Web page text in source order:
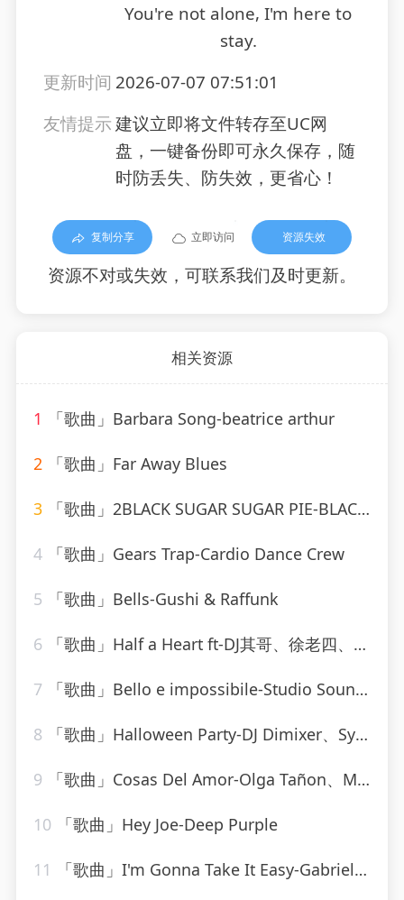
You're not alone, I'm here to
stay.
更新时间 2026-07-07 07:51:01
友情提示建议立即将文件转存至UC网
盘，一键备份即可永久保存，随
时防丢失、防失效，更省心！
复制分享 立即访问 资源失效
资源不对或失效，可联系我们及时更新。
相关资源
1 「歌曲」Barbara Song-beatrice arthur
2 「歌曲」Far Away Blues
3 「歌曲」2BLACK SUGAR SUGAR PIE-BLACK SUGAR SUGAR PIE (RAGGA、Grady Martin
4 「歌曲」Gears Trap-Cardio Dance Crew
5 「歌曲」Bells-Gushi & Raffunk
6 「歌曲」Half a Heart ft-DJ其哥、徐老四、DJ小川、高士其
7 「歌曲」Bello e impossibile-Studio Sound Group
8 「歌曲」Halloween Party-DJ Dimixer、Syntheticsax
9 「歌曲」Cosas Del Amor-Olga Tañon、Milly Quezada
10 「歌曲」Hey Joe-Deep Purple
11 「歌曲」I'm Gonna Take It Easy-Gabriel Brown